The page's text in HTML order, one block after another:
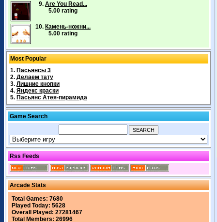
9. Are You Read...
5.00 rating
10. Камень-ножни...
5.00 rating
Most Popular
1. Пасьянсы 3
2. Делаем тату
3. Лишние кнопки
4. Яндекс краски
5. Пасьянс Атея-пирамида
Game Search
Rss Feeds
Arcade Stats
Total Games: 7680
Played Today: 5628
Overall Played: 27281467
Total Members: 26996